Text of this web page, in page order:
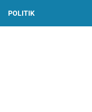
POLITIK